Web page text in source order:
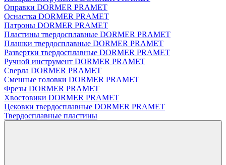
Оправки DORMER PRAMET
Оснастка DORMER PRAMET
Патроны DORMER PRAMET
Пластины твердосплавные DORMER PRAMET
Плашки твердосплавные DORMER PRAMET
Развертки твердосплавные DORMER PRAMET
Ручной инструмент DORMER PRAMET
Сверла DORMER PRAMET
Сменные головки DORMER PRAMET
Фрезы DORMER PRAMET
Хвостовики DORMER PRAMET
Цековки твердосплавные DORMER PRAMET
Твердосплавные пластины